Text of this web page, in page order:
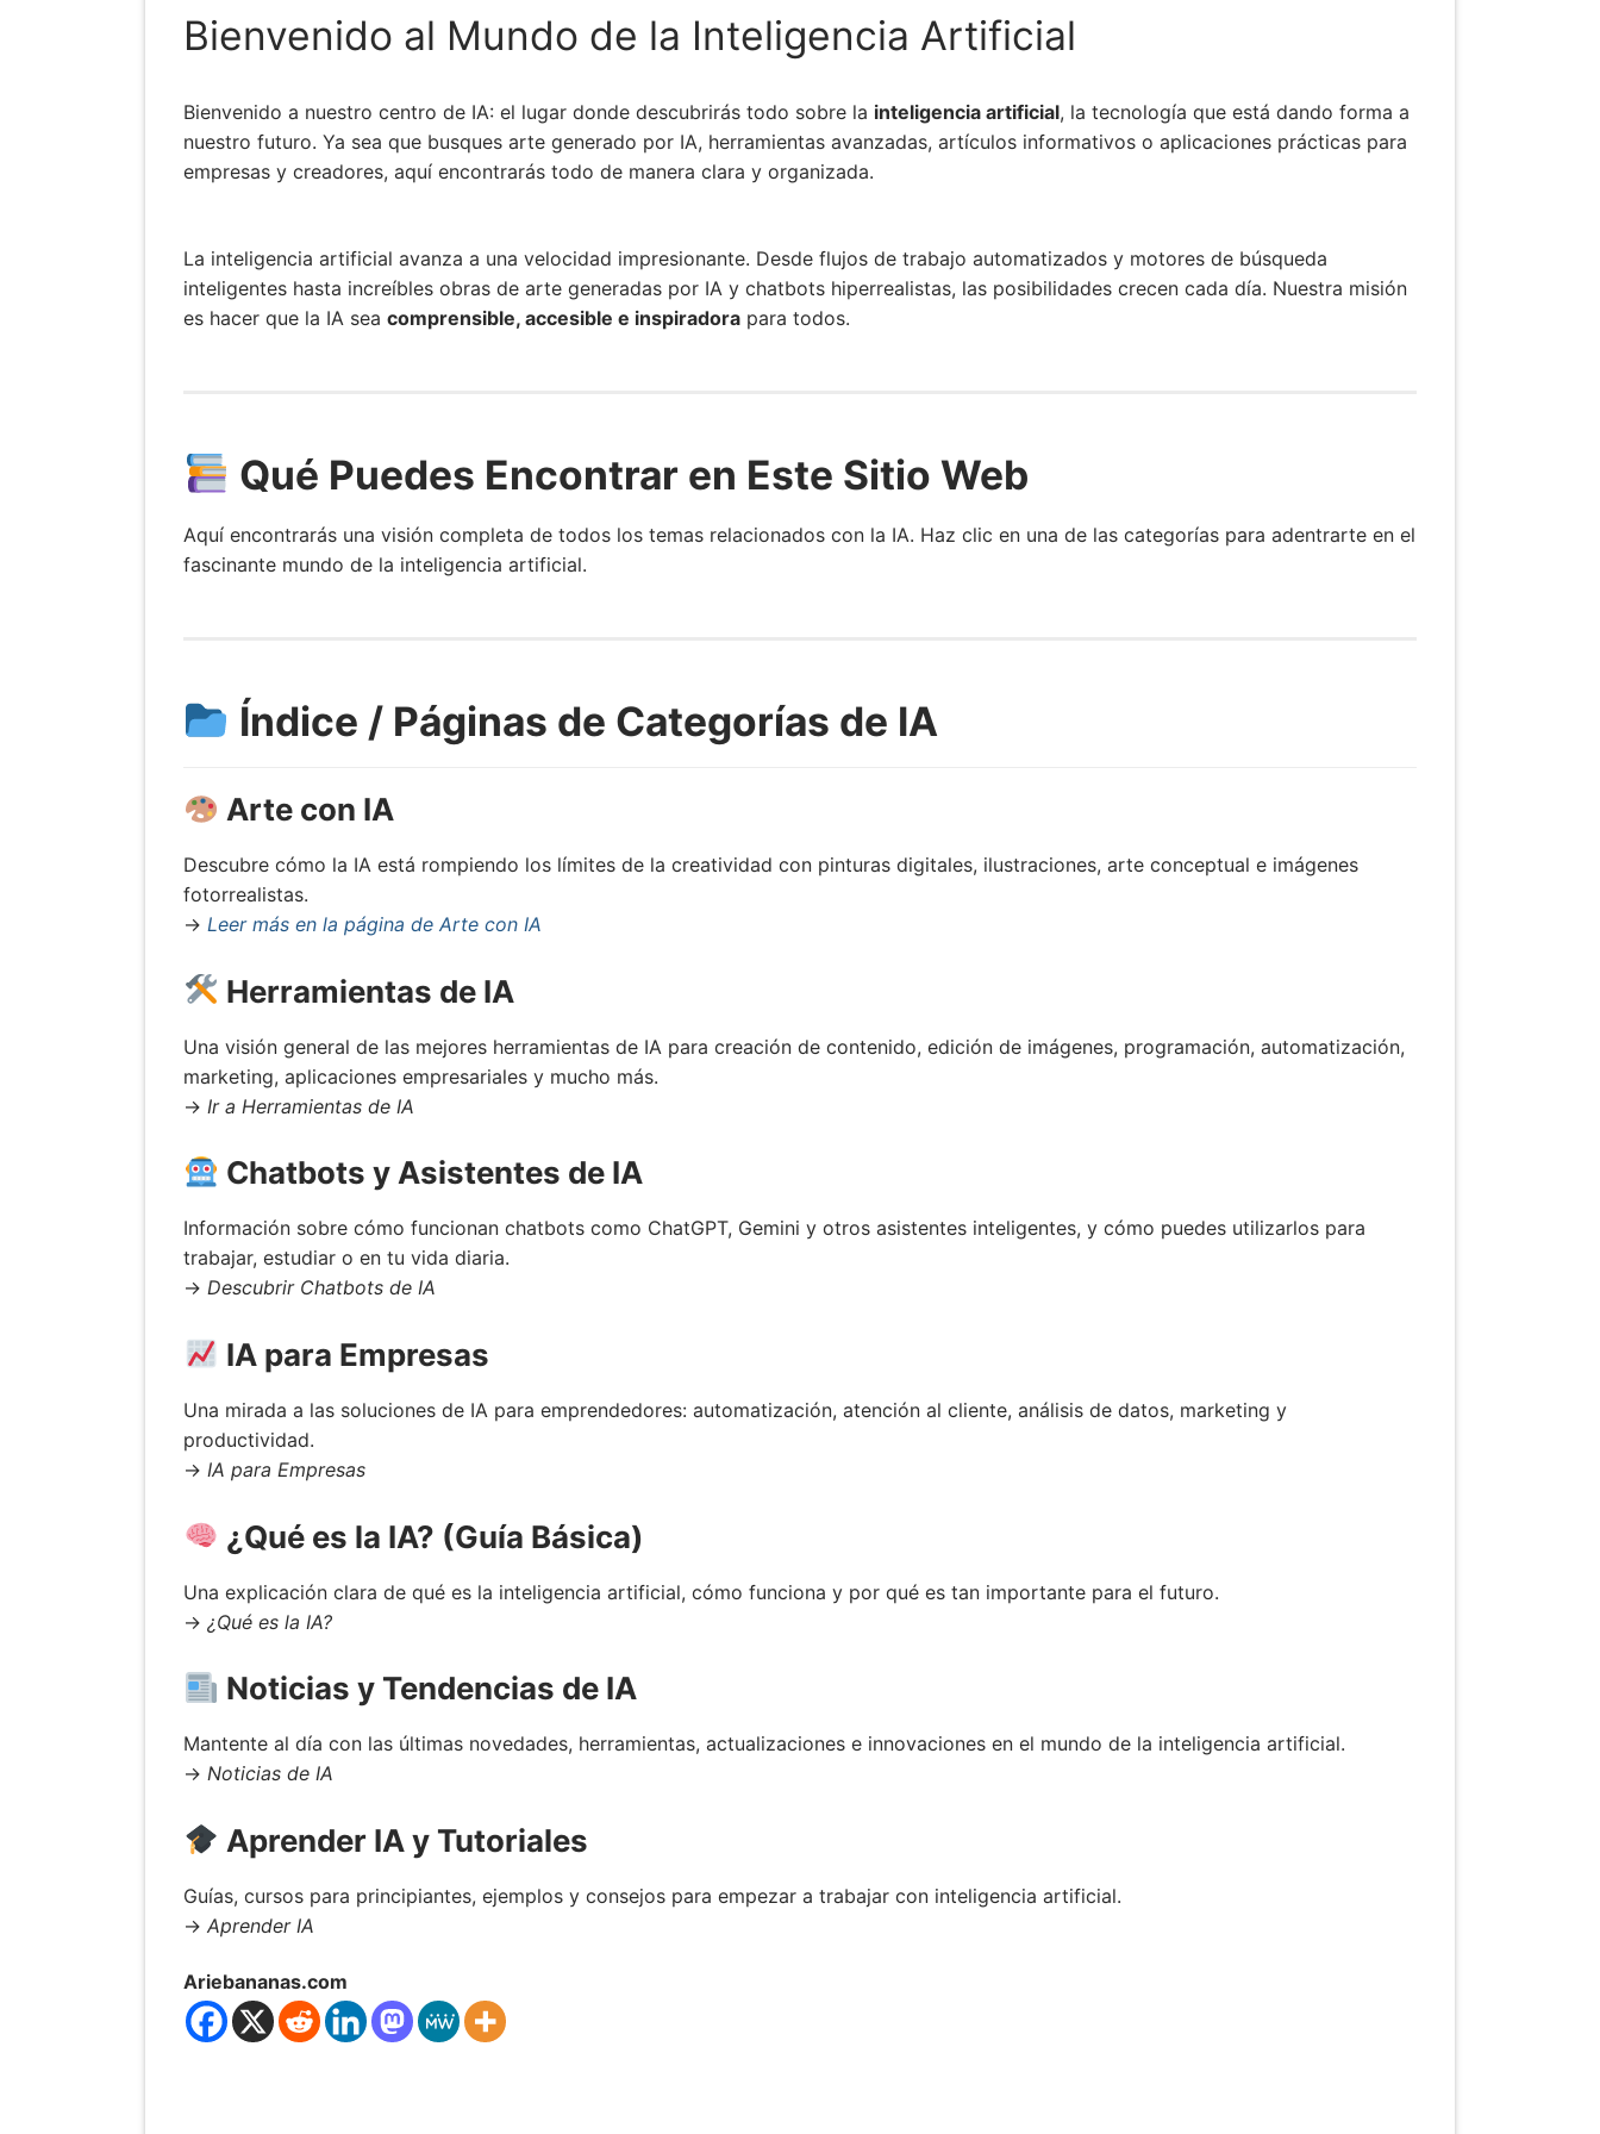
Bienvenido al Mundo de la Inteligencia Artificial
Bienvenido a nuestro centro de IA: el lugar donde descubrirás todo sobre la inteligencia artificial, la tecnología que está dando forma a
nuestro futuro. Ya sea que busques arte generado por IA, herramientas avanzadas, artículos informativos o aplicaciones prácticas para
empresas y creadores, aquí encontrarás todo de manera clara y organizada.
La inteligencia artificial avanza a una velocidad impresionante. Desde flujos de trabajo automatizados y motores de búsqueda
inteligentes hasta increíbles obras de arte generadas por IA y chatbots hiperrealistas, las posibilidades crecen cada día. Nuestra misión
es hacer que la IA sea comprensible, accesible e inspiradora para todos.
Qué Puedes Encontrar en Este Sitio Web
Aquí encontrarás una visión completa de todos los temas relacionados con la IA. Haz clic en una de las categorías para adentrarte en el
fascinante mundo de la inteligencia artificial.
Índice / Páginas de Categorías de IA
Arte con IA
Descubre cómo la IA está rompiendo los límites de la creatividad con pinturas digitales, ilustraciones, arte conceptual e imágenes
fotorrealistas.
→ Leer más en la página de Arte con IA
Herramientas de IA
Una visión general de las mejores herramientas de IA para creación de contenido, edición de imágenes, programación, automatización,
marketing, aplicaciones empresariales y mucho más.
→ Ir a Herramientas de IA
Chatbots y Asistentes de IA
Información sobre cómo funcionan chatbots como ChatGPT, Gemini y otros asistentes inteligentes, y cómo puedes utilizarlos para
trabajar, estudiar o en tu vida diaria.
→ Descubrir Chatbots de IA
IA para Empresas
Una mirada a las soluciones de IA para emprendedores: automatización, atención al cliente, análisis de datos, marketing y
productividad.
→ IA para Empresas
¿Qué es la IA? (Guía Básica)
Una explicación clara de qué es la inteligencia artificial, cómo funciona y por qué es tan importante para el futuro.
→ ¿Qué es la IA?
Noticias y Tendencias de IA
Mantente al día con las últimas novedades, herramientas, actualizaciones e innovaciones en el mundo de la inteligencia artificial.
→ Noticias de IA
Aprender IA y Tutoriales
Guías, cursos para principiantes, ejemplos y consejos para empezar a trabajar con inteligencia artificial.
→ Aprender IA
Ariebananas.com